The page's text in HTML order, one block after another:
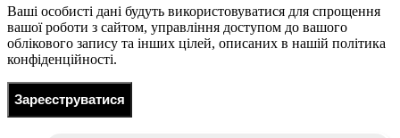
Ваші особисті дані будуть використовуватися для спрощення
вашої роботи з сайтом, управління доступом до вашого
облікового запису та інших цілей, описаних в нашій політика
конфіденційності.
Зареєструватися